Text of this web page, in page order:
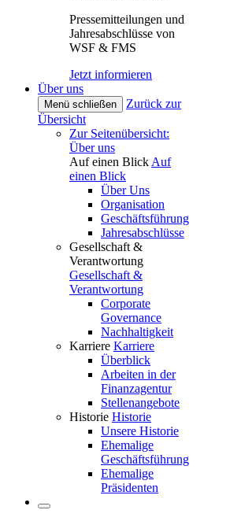
Pressemitteilungen und
Jahresabschlüsse von
WSF & FMS
Jetzt informieren
Über uns
Menü schließen
Zurück zur
Übersicht
Zur Seitenübersicht:
Über uns
Auf einen Blick Auf
einen Blick
Über Uns
Organisation
Geschäftsführung
Jahresabschlüsse
Gesellschaft &
Verantwortung
Gesellschaft &
Verantwortung
Corporate
Governance
Nachhaltigkeit
Karriere Karriere
Überblick
Arbeiten in der
Finanzagentur
Stellenangebote
Historie Historie
Unsere Historie
Ehemalige
Geschäftsführung
Ehemalige
Präsidenten